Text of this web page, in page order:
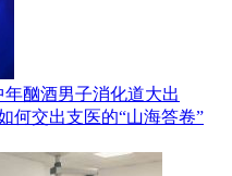
酗酒男子消化道大出
交出支医的“山海答卷”